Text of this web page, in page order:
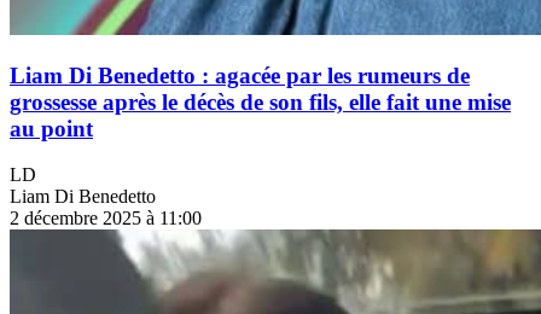
Liam Di Benedetto : agacée par les rumeurs de
grossesse après le décès de son fils, elle fait une mise
au point
LD
Liam Di Benedetto
2 décembre 2025 à 11:00